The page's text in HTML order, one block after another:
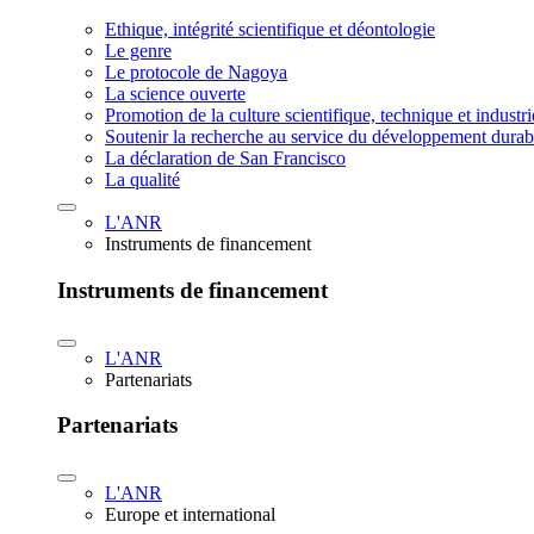
Ethique, intégrité scientifique et déontologie
Le genre
Le protocole de Nagoya
La science ouverte
Promotion de la culture scientifique, technique et
Soutenir la recherche au service du développement
La déclaration de San Francisco
La qualité
L'ANR
Instruments de financement
Instruments de financement
L'ANR
Partenariats
Partenariats
L'ANR
Europe et international